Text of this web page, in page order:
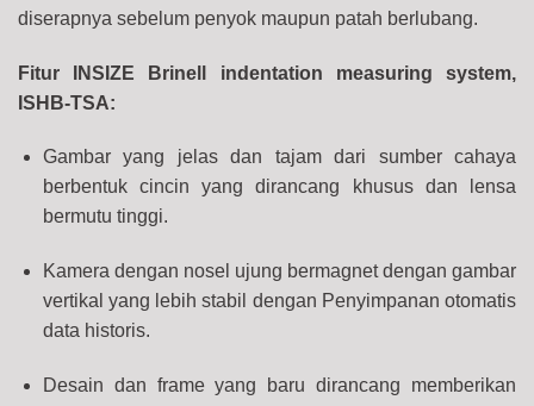
diserapnya sebelum penyok maupun patah berlubang.
Fitur INSIZE Brinell indentation measuring system,
ISHB-TSA:
Gambar yang jelas dan tajam dari sumber cahaya
berbentuk cincin yang dirancang khusus dan lensa
bermutu tinggi.
Kamera dengan nosel ujung bermagnet dengan gambar
vertikal yang lebih stabil dengan Penyimpanan otomatis
data historis.
Desain dan frame yang baru dirancang memberikan